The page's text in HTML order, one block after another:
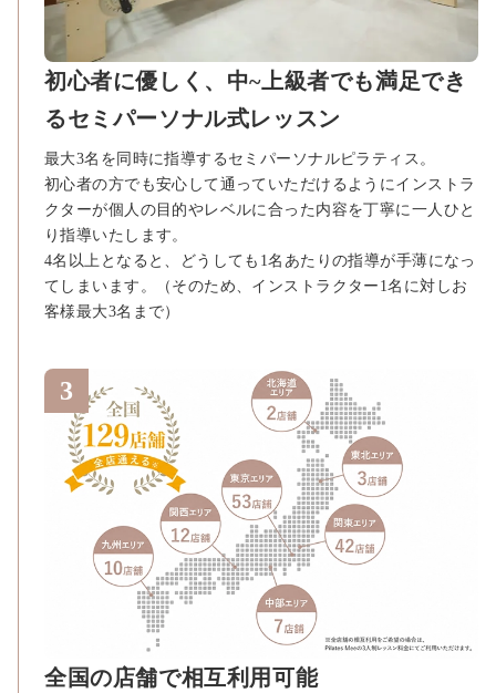
初心者に優しく、中~上級者でも満足でき
るセミパーソナル式レッスン
最大3名を同時に指導するセミパーソナルピラティス。
初心者の方でも安心して通っていただけるようにインストラ
クターが個人の目的やレベルに合った内容を丁寧に一人ひと
り指導いたします。
4名以上となると、どうしても1名あたりの指導が手薄になっ
てしまいます。（そのため、インストラクター1名に対しお
客様最大3名まで）
全国の店舗で相互利用可能